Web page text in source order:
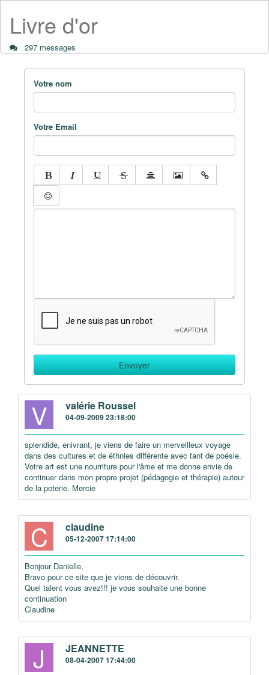
Livre d'or
297 messages
Votre nom
Votre Email
V valérie Roussel
04-09-2009 23:18:00
splendide, enivrant, je viens de faire un merveilleux voyage
dans des cultures et de éthnies différente avec tant de poésie.
Votre art est une nourriture pour l'âme et me donne envie de
continuer dans mon propre projet (pédagogie et thérapie) autour
de la poterie. Mercie
C claudine
05-12-2007 17:14:00
Bonjour Danielle,
Bravo pour ce site que je viens de découvrir.
Quel talent vous avez!!! je vous souhaite une bonne
continuation
Claudine
J JEANNETTE
08-04-2007 17:44:00